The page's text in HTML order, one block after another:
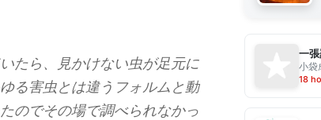
たら、見かけない虫が足元に
る害虫とは違うフォルムと動
のでその場で調べられなかっ
一
小袋
18